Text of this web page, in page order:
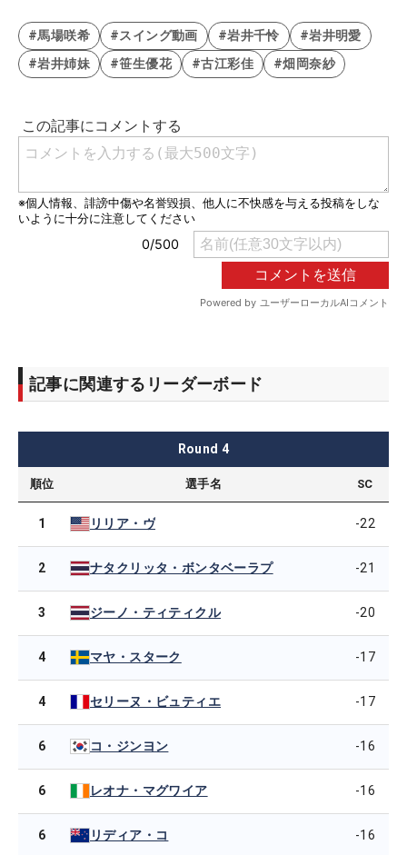
#馬場咲希 #スイング動画 #岩井千怜
#岩井明愛
#岩井姉妹
#笹生優花 #古江彩佳 #畑岡奈紗
記事に関連するリーダーボード
Round 4
順位 選手名 SC
1 リリア・ヴ -22
2 ナタクリッタ・ボンタベーラプ -21
3 ジーノ・ティティクル -20
4 マヤ・スターク -17
4 セリーヌ・ビュティエ -17
6 コ・ジンヨン -16
6 レオナ・マグワイア -16
6 リディア・コ -16